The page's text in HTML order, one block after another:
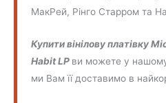
МакРей, Рінго Старром та
Купити вінілову платівку
Habit LP ви можете у
ми Вам її доставимо в